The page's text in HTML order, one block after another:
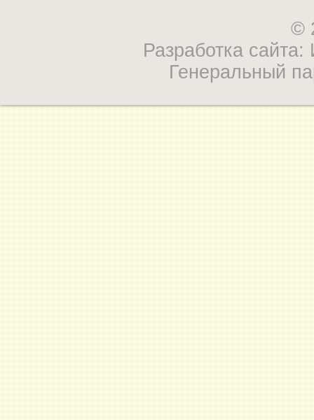
©
Разработка
Генеральный